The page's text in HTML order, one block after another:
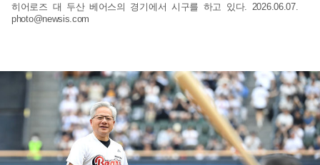
히어로즈 대 두산 베어스의 경기에서 시구를 하고 있다. 2026.06.07.
photo@newsis.com